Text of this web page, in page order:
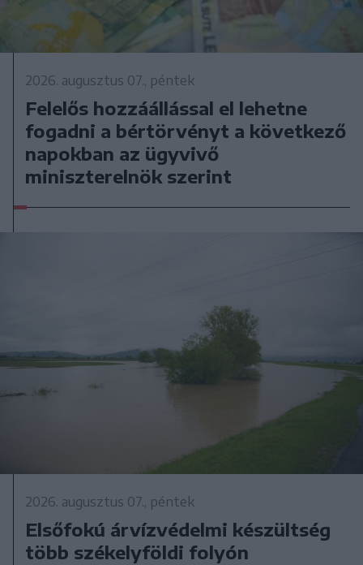
2026. augusztus 07., péntek
Felelős hozzáállással el lehetne
fogadni a bértörvényt a következő
napokban az ügyvivő
miniszterelnök szerint
2026. augusztus 07., péntek
Elsőfokú árvízvédelmi készültség
több székelyföldi folyón